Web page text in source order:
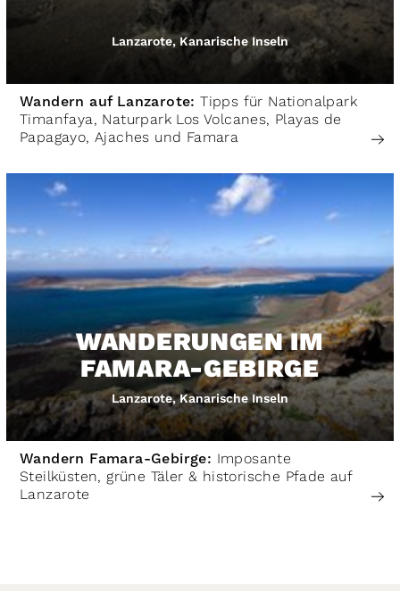
Lanzarote, Kanarische Inseln
Wandern auf Lanzarote:Tipps für Nationalpark
Timanfaya, Naturpark Los Volcanes, Playas de
Papagayo, Ajaches und Famara
WANDERUNGEN IM
FAMARA-GEBIRGE
Lanzarote, Kanarische Inseln
Wandern Famara-Gebirge: Imposante
Steilküsten, grüne Täler & historische Pfade auf
Lanzarote